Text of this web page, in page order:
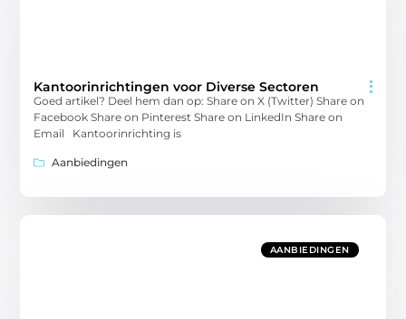
Kantoorinrichtingen voor Diverse Sectoren
Goed artikel? Deel hem dan op: Share on X (Twitter) Share on
Facebook Share on Pinterest Share on LinkedIn Share on
Email Kantoorinrichting is
Aanbiedingen
AANBIEDINGEN